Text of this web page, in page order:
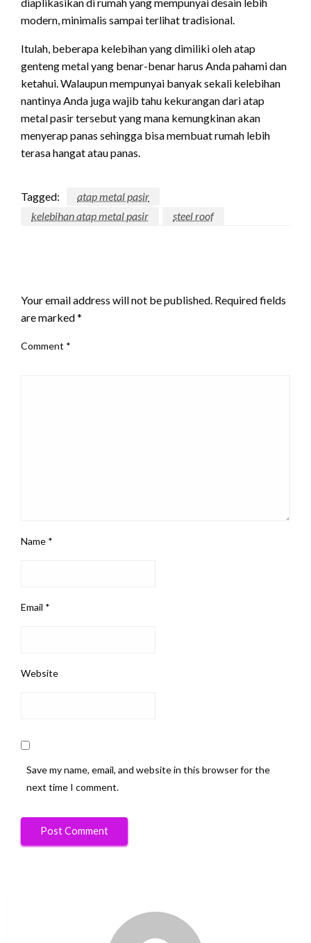
diaplikasikan di rumah yang mempunyai desain lebih
modern, minimalis sampai terlihat tradisional.
Itulah, beberapa kelebihan yang dimiliki oleh atap
genteng metal yang benar-benar harus Anda pahami dan
ketahui. Walaupun mempunyai banyak sekali kelebihan
nantinya Anda juga wajib tahu kekurangan dari atap
metal pasir tersebut yang mana kemungkinan akan
menyerap panas sehingga bisa membuat rumah lebih
terasa hangat atau panas.
Tagged:
atap metal pasir
kelebihan atap metal pasir
steel roof
Your email address will not be published. Required fields
are marked*
Comment *
Name *
Email *
Website
Save my name, email, and website in this browser for the
next time I comment.